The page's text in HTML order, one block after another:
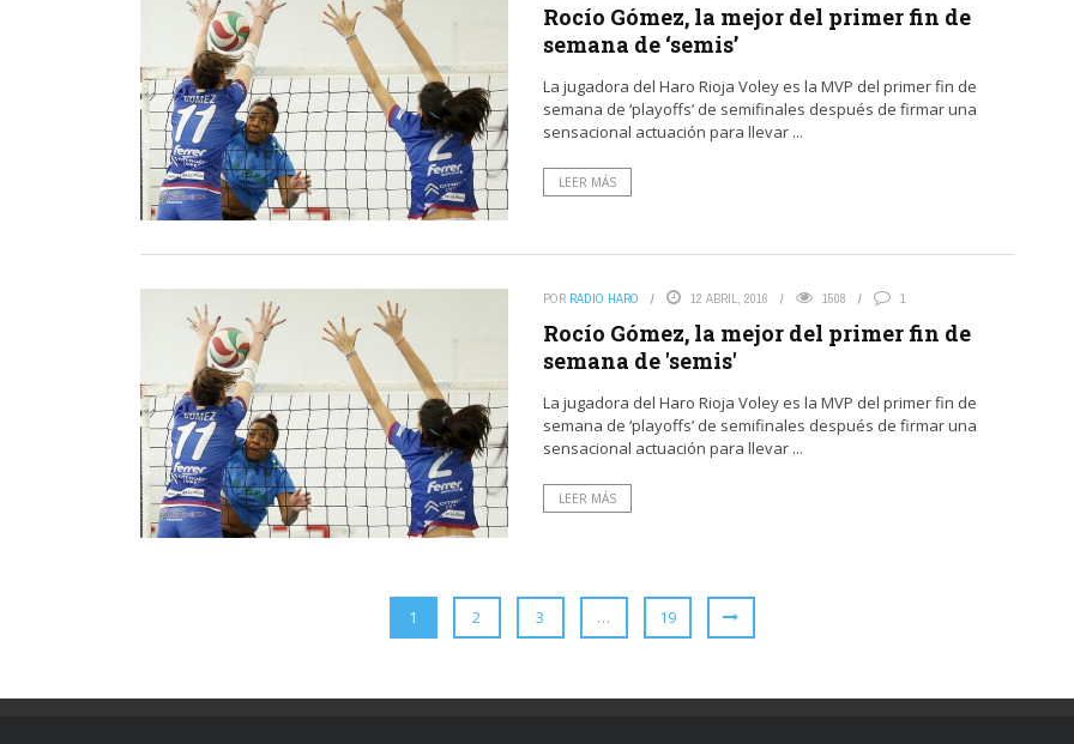
Rocío Gómez, la mejor del primer fin de
semana de ‘semis’
La jugadora del Haro Rioja Voley es la MVP del primer fin de
semana de ‘playoffs’ de semifinales después de firmar una
sensacional actuación para llevar ...
LEER MÁS
POR RADIO HARO 12 ABRIL, 2016 1508 1
Rocío Gómez, la mejor del primer fin de
semana de 'semis'
La jugadora del Haro Rioja Voley es la MVP del primer fin de
semana de ‘playoffs’ de semifinales después de firmar una
sensacional actuación para llevar ...
LEER MÁS
1 2 3 … 19